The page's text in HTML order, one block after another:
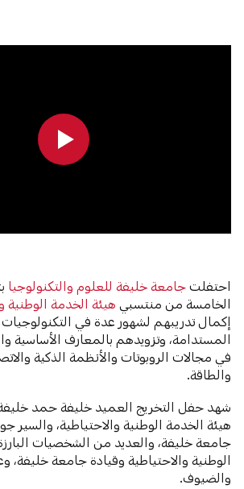
احتفلت جامعة خليفة للعلوم والتكنولوجيا
الخامسة من منتسبي هيئة الخدمة الوطنية
إكمال تدريبهم لشهور عدة في
المستدامة، وتزويدهم بالمعارف الأساسية
في مجالات الروبوتات والأنظمة الذكية
والطاقة.
شهد حفل التخريج العميد خليفة حمد
هيئة الخدمة الوطنية والاحتياطية، والسير
جامعة خليفة، والعديد من الشخصيات
الوطنية والاحتياطية وقيادة جامعة
والضيوف.